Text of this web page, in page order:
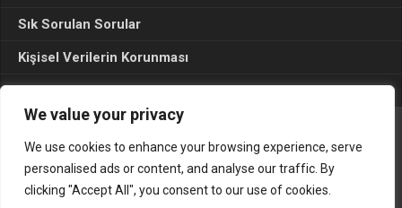
We value your privacy
We use cookies to enhance your browsing experience, serve
personalised ads or content, and analyse our traffic. By
clicking "Accept All", you consent to our use of cookies.
Sık Sorulan Sorular
Kişisel Verilerin Korunması
Seçim Sonuçları 2024
Gerçek Hayat © 2015. Her hakkı sakldır.